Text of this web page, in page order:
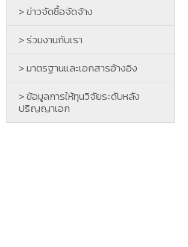
> ข่าวจัดซื้อจัดจ้าง
> ร่วมงานกับเรา
> มาตรฐานและเอกสารอ้างอิง
> ข้อมูลการให้ทุนวิจัยระดับหลัง
ปริญญาเอก